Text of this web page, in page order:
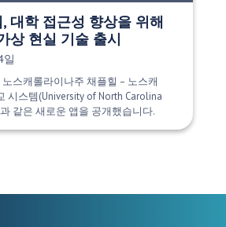
, 대학 접근성 향상을 위해
상 현실 기술 출시
일
스캐롤라이나주 채플힐 – 노스캐
시스템(University of North Carolina
같은 새로운 앱을 공개했습니다.